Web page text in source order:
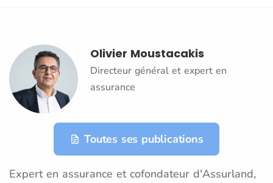
Olivier Moustacakis
Directeur général et expert en
assurance
Toutes ses publications
Expert en assurance et cofondateur d'Assurland,